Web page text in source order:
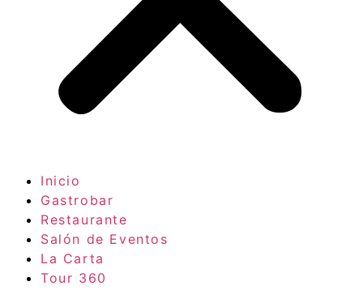
Inicio
Gastrobar
Restaurante
Salón de Eventos
La Carta
Tour 360